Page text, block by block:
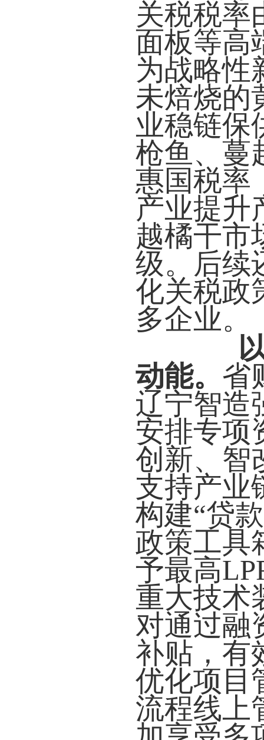
关税税率
面板等高
为战略性
未焙烧的
业稳链保
枪鱼、蔓
惠国税率
产业提升
越橘干市
级。后续
化关税政
多企业。
动能。 省
辽宁智造
安排专项
创新、智
支持产业
构建“贷
政策工具
予最高
重大技术
对通过融
补贴，有
优化项目
流程线上